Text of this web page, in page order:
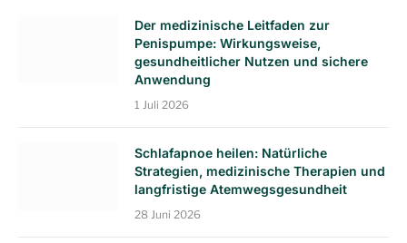
Der medizinische Leitfaden zur
Penispumpe: Wirkungsweise,
gesundheitlicher Nutzen und sichere
Anwendung
1 Juli 2026
Schlafapnoe heilen: Natürliche
Strategien, medizinische Therapien und
langfristige Atemwegsgesundheit
28 Juni 2026